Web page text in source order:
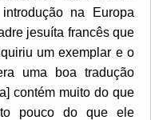
na Europa
jesuíta francês que
um exemplar e o
uma boa tradução
contém muito do que
pouco do que ele